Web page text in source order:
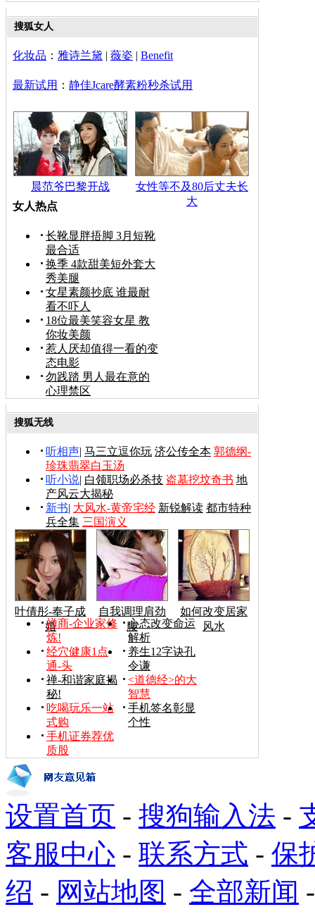
搜狐女人
化妆品 ： 雅诗兰黛 | 薇姿 | Benefit
最新试用 ： 静佳Jcare酵素粉秒杀试用
晨范爷巴黎开战
女性等不及80后丈夫长
大
女人热点
长靴显胖捂脚 3月短靴
最合适
换季 4款甜美短外套大
秀美腿
女星素颜抄底 谁最耐
看不吓人
18位最美笑容女星 教
你妆美颜
惹人厌却值得一看的变
态电影
勿践踏 男人最在意的
心理禁区
搜狐无线
听相声| 马三立逗你玩 济公传全本 郭德纲-
珍珠翡翠白玉汤
听小说| 白领职场必杀技 盗墓挖坟奇书 地
产风云大揭秘
新书| 大风水-黄帝宅经 新锐解读 都市特种
兵全集 三国演义
叶倩彤-奉子成
婚
自我调理肩劲
腰
如何改变居家
风水
禅商-企业家修
炼!
心态改变命运
解析
经穴健康1点
通-头
养生12字诀孔
令谦
禅-和谐家庭揭
秘!
<道德经>的大
智慧
吃喝玩乐一站
式购
手机签名彰显
个性
手机证券荐优
质股
设置首页 - 搜狗输入法 -
客服中心 - 联系方式 - 保
绍 - 网站地图 - 全部新闻